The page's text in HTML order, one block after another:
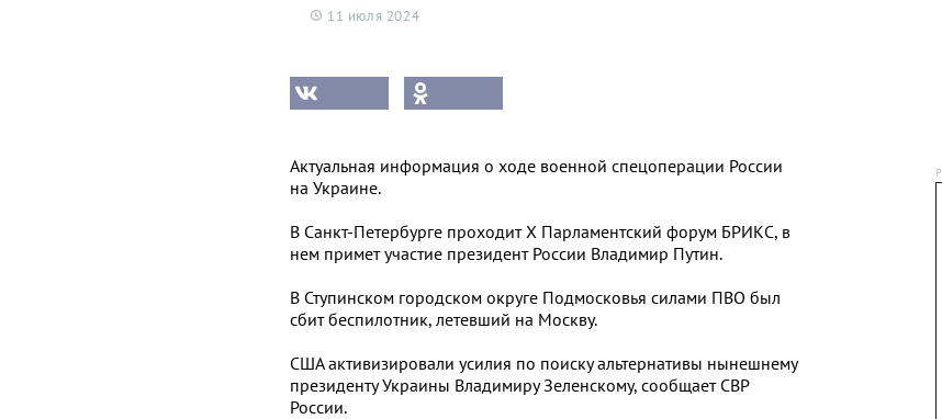
11 июля 2024
Актуальная информация о ходе военной спецоперации России
на Украине.
В Санкт-Петербурге проходит X Парламентский форум БРИКС, в
нем примет участие президент России Владимир Путин.
В Ступинском городском округе Подмосковья силами ПВО был
сбит беспилотник, летевший на Москву.
США активизировали усилия по поиску альтернативы нынешнему
президенту Украины Владимиру Зеленскому, сообщает СВР
России.